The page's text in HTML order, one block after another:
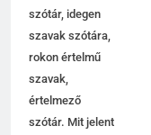
szótár, idegen
szavak szótára,
rokon értelmű
szavak,
értelmező
szótár. Mit jelent